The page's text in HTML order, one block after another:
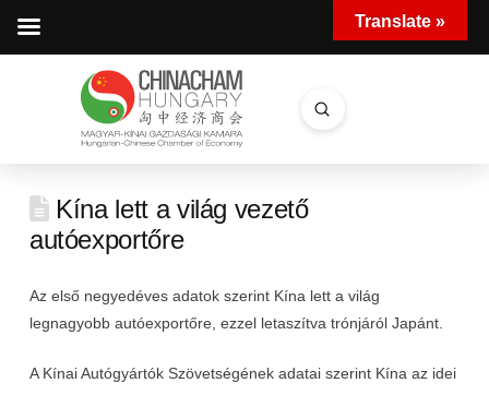
Search
Submit
Kína lett a világ vezető
autóexportőre
Az első negyedéves adatok szerint Kína lett a világ
legnagyobb autóexportőre, ezzel letaszítva trónjáról Japánt.
A Kínai Autógyártók Szövetségének adatai szerint Kína az idei
Translate »